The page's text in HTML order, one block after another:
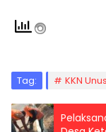
Tag: KKN